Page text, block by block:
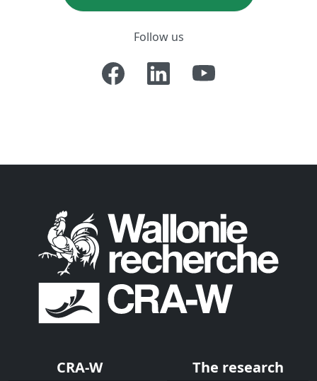
Follow us
CRA-W The research